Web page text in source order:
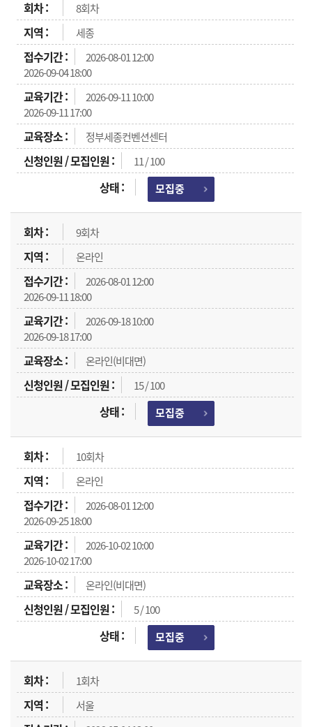
8회차
세종
2026-08-01 12:00
2026-09-04 18:00
2026-09-11 10:00
2026-09-11 17:00
정부세종컨벤션센터
11 / 100
모집중
9회차
온라인
2026-08-01 12:00
2026-09-11 18:00
2026-09-18 10:00
2026-09-18 17:00
온라인(비대면)
15 / 100
모집중
10회차
온라인
2026-08-01 12:00
2026-09-25 18:00
2026-10-02 10:00
2026-10-02 17:00
온라인(비대면)
5 / 100
모집중
1회차
서울